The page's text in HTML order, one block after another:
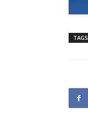
TAGS